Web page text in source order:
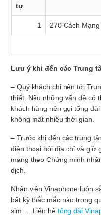
tự
1 270 Cách
Lưu ý khi đến các Trung
– Quý khách chỉ nên tới
thiết. Nếu những vấn đề có
khách hàng nên gọi tổng
không mất nhiều thời gian.
– Trước khi đến các trung
điện thoại hỏi địa chỉ và giờ
mang theo Chứng minh
dịch.
Nhân viên Vinaphone luôn
bất kỳ thắc mắc nào trong
sim…. Liên hệ tổng đài